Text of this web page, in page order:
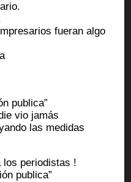
fue­ran algo
publica”
vio jamás
las medi­das
los periodistas !
publica”